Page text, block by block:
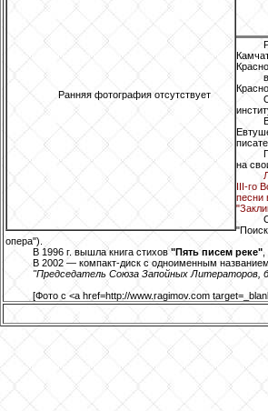
Ранняя фотография отсутствует
на
III-го
песни
опера").
В 1996 г. вышла книга стихов"Пять писем реке"
В 2002 — компакт-диск с одноименным названием.
"Председатель Союза Запойных
[Фото с <a href=http://www.ragimov.com